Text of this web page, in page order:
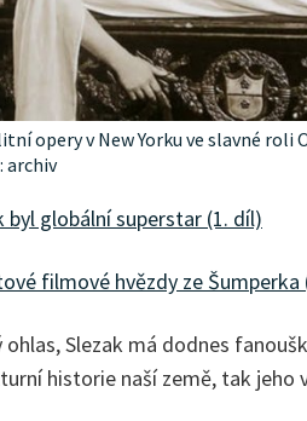
opery v New Yorku ve slavné
archiv
byl globální superstar (1. díl)
filmové hvězdy ze Šumperka
ohlas, Slezak má dodnes
historie naší země, tak jeho